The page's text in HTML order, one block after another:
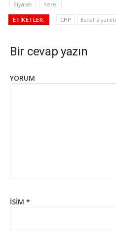
Siyaset
Yerel
ETIKETLER: CHP Esnaf ziyareti
Bir cevap yazın
YORUM
İSIM *